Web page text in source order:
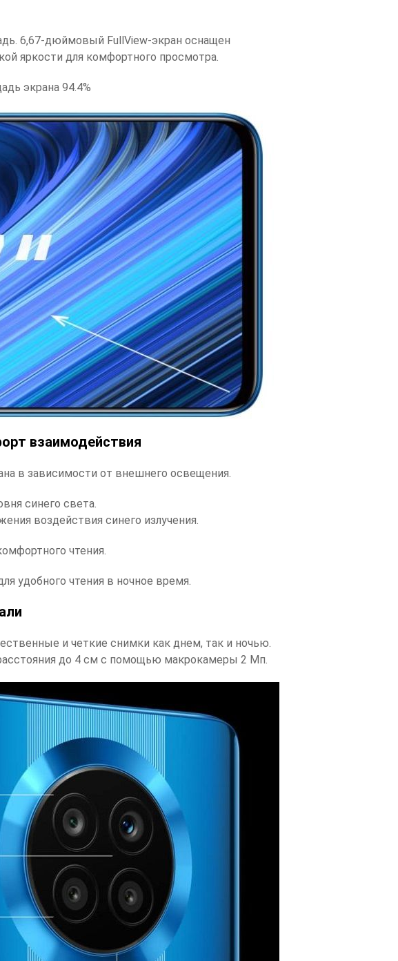
6,67-дюймовый FullView-экран оснащен
яркости для комфортного просмотра.
экрана 94.4%
взаимодействия
в зависимости от внешнего освещения.
синего света.
воздействия синего излучения.
чтения.
удобного чтения в ночное время.
и четкие снимки как днем, так и ночью.
до 4 см с помощью макрокамеры 2 Мп.